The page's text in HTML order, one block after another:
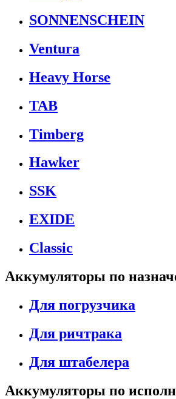
SONNENSCHEIN
Ventura
Heavy Horse
TAB
Timberg
Hawker
SSK
EXIDE
Classic
Аккумуляторы по
Для погрузчика
Для ричтрака
Для штабелера
Аккумуляторы по